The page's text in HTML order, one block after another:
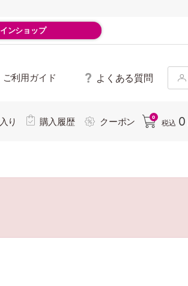
ンショップ
ご利用ガイド よくある質問
り 購入履歴 クーポン 0
税込 0